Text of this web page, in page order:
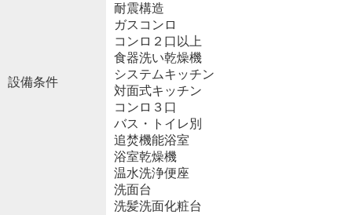
設備条件
耐震構造
ガスコンロ
コンロ２口以上
食器洗い乾燥機
システムキッチン
対面式キッチン
コンロ３口
バス・トイレ別
追焚機能浴室
浴室乾燥機
温水洗浄便座
洗面台
洗髪洗面化粧台